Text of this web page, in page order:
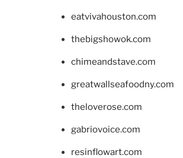
eatvivahouston.com
thebigshowok.com
chimeandstave.com
greatwallseafoodny.com
theloverose.com
gabriovoice.com
resinflowart.com